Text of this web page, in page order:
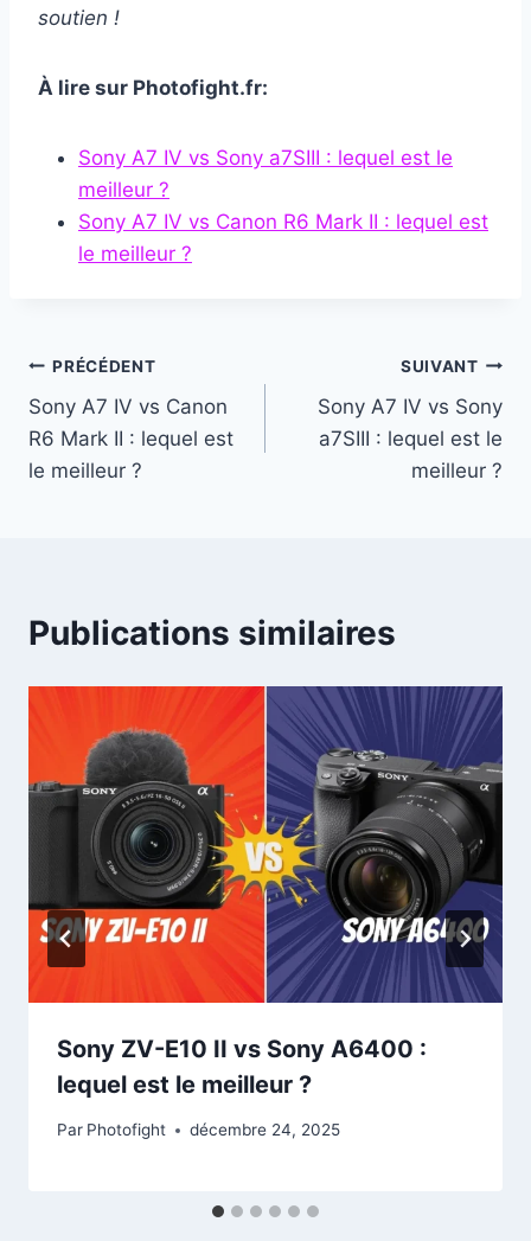
soutien !
À lire sur Photofight.fr:
Sony A7 IV vs Sony a7SIII : lequel est le
meilleur ?
Sony A7 IV vs Canon R6 Mark II : lequel est
le meilleur ?
Navigation
de
l’article
PRÉCÉDENT
Sony A7 IV vs Canon
R6 Mark II : lequel est
le meilleur ?
SUIVANT
Sony A7 IV vs Sony
a7SIII : lequel est le
meilleur ?
Publications similaires
Sony ZV-E10 II vs Sony A6400 :
lequel est le meilleur ?
Par Photofight décembre 24, 2025